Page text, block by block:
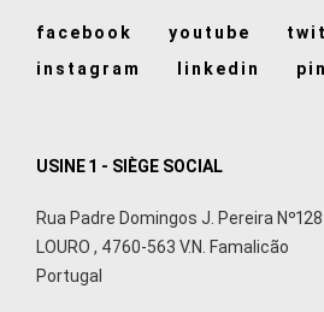
facebook youtube
instagram
linkedin
USINE 1 - SIÈGE SOCIAL
Rua Padre Domingos J. Pereira
LOURO , 4760-563 V.N. Famalicão
Portugal